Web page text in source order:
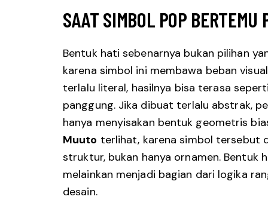
SAAT SIMBOL POP BERTEMU
Bentuk hati sebenarnya bukan pilihan
karena simbol ini membawa beban
terlalu literal, hasilnya bisa terasa
panggung. Jika dibuat terlalu abstrak,
hanya menyisakan bentuk geometris
Muuto terlihat, karena simbol tersebut
struktur, bukan hanya ornamen. Bentuk
melainkan menjadi bagian dari logika
desain.